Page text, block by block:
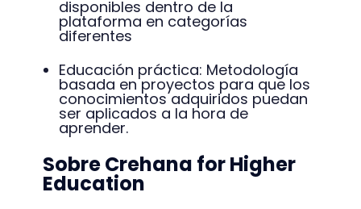
disponibles dentro de la
plataforma en categorías
diferentes
Educación práctica: Metodología
basada en proyectos para que los
conocimientos adquiridos puedan
ser aplicados a la hora de
aprender.
Sobre Crehana for Higher
Education